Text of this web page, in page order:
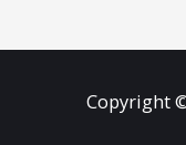
Copyright